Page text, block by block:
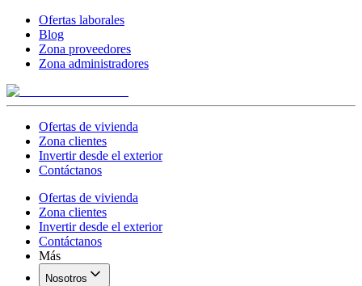
Ofertas laborales
Blog
Zona proveedores
Zona administradores
Ofertas de vivienda
Zona clientes
Invertir desde el exterior
Contáctanos
Ofertas de vivienda
Zona clientes
Invertir desde el exterior
Contáctanos
Más
Nosotros